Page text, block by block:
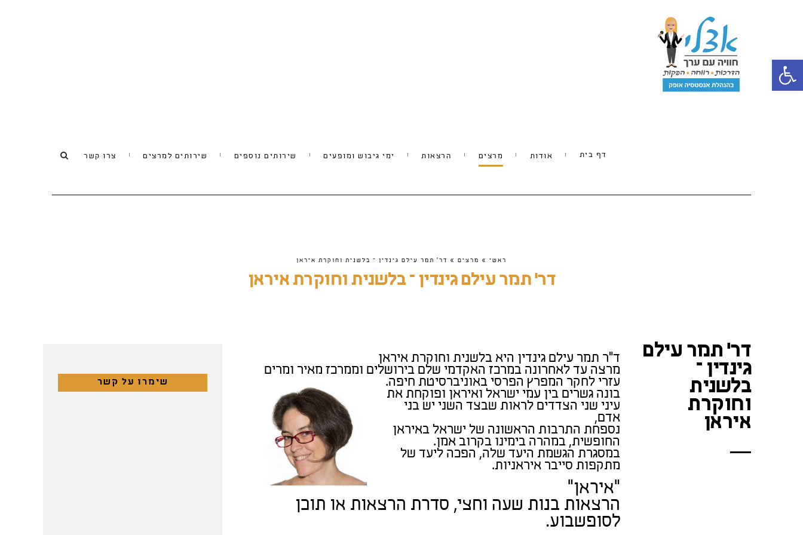
פתח סרגל נגישות
דף בית אודות מרצים הרצאות ימי גיבוש ומופעים שירותים נוספים שירותים למרצים צרו קשר
ראשי » מרצים » דר' תמר עילם גינדין – בלשנית וחוקרת איראן
דר' תמר עילם גינדין – בלשנית וחוקרת איראן
דר' תמר עילם
גינדין –
בלשנית
וחוקרת
איראן
ד"ר תמר עילם גינדין היא בלשנית וחוקרת איראן
מרצה עד לאחרונה במרכז האקדמי שלם בירושלים וממרכז מאיר ומרים
עזרי לחקר המפרץ הפרסי באוניברסיטת חיפה.
בונה גשרים בין עמי ישראל ואיראן ופוקחת את
עיני שני הצדדים לראות שבצד השני יש בני
אדם,
נספחת התרבות הראשונה של ישראל באיראן
החופשית, במהרה בימינו בקרוב אמן.
במסגרת הגשמת היעד שלה, הפכה ליעד של
מתקפות סייבר איראניות.
"איראן"
הרצאות בנות שעה וחצי, סדרת הרצאות או תוכן
לסופשבוע.
שימרו על קשר